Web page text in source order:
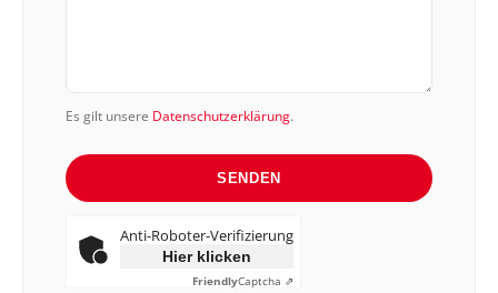
Es gilt unsere Datenschutzerklärung.
SENDEN
Anti-Roboter-Verifizierung
Hier klicken
FriendlyCaptcha ⇗